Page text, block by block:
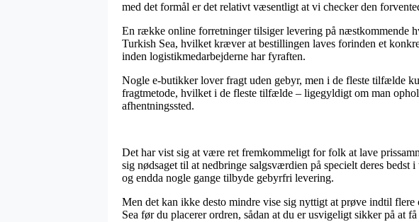
med det formål er det relativt væsentligt at vi checker den
En række online forretninger tilsiger levering på næstkommende
Turkish Sea, hvilket kræver at bestillingen laves forinden et
inden logistikmedarbejderne har fyraften.
Nogle e-butikker lover fragt uden gebyr, men i de fleste tilfælde
fragtmetode, hvilket i de fleste tilfælde – ligegyldigt om man
afhentningssted.
Det har vist sig at være ret fremkommeligt for folk at lave
sig nødsaget til at nedbringe salgsværdien på specielt deres
og endda nogle gange tilbyde gebyrfri levering.
Men det kan ikke desto mindre vise sig nyttigt at prøve indtil
Sea før du placerer ordren, sådan at du er usvigeligt sikker på at